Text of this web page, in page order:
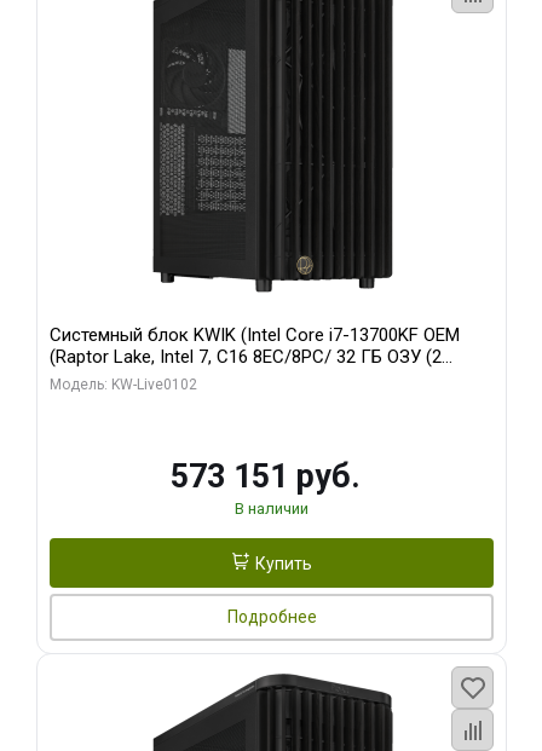
Системный блок KWIK (Intel Core i7-13700KF OEM
(Raptor Lake, Intel 7, C16 8EC/8PC/ 32 ГБ ОЗУ (2
модуля)/ Afox RTX4090 24GB GDDR6X 384-Bit 3xDP
Модель: KW-Live0102
573 151 руб.
В наличии
Купить
Подробнее